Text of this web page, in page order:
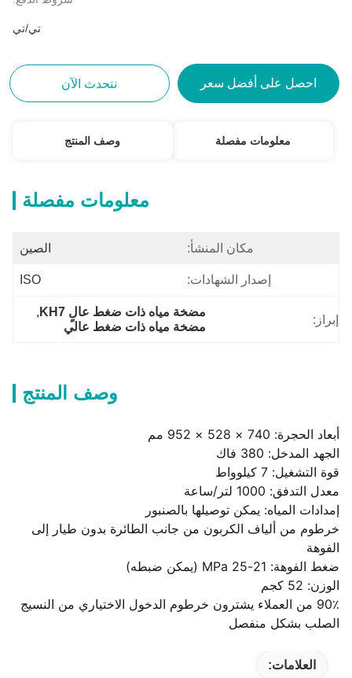
تي/تي
احصل على أفضل سعر نتحدث الآن
معلومات مفصلة وصف المنتج
معلومات مفصلة
مكان المنشأ: الصين
إصدار الشهادات: ISO
إبراز:
مضخة مياه ذات ضغط عالٍ KH7
,
مضخة مياه ذات ضغط عالي
وصف المنتج
أبعاد الحجرة: 740 × 528 × 952 مم
الجهد المدخل: 380 فاك
قوة التشغيل: 7 كيلوواط
معدل التدفق: 1000 لتر/ساعة
إمدادات المياه: يمكن توصيلها بالصنبور
خرطوم من ألياف الكربون من جانب الطائرة بدون طيار إلى
الفوهة
ضغط الفوهة: 21-25 MPa (يمكن ضبطه)
الوزن: 52 كجم
90٪ من العملاء يشترون خرطوم الدخول الاختياري من النسيج
الصلب بشكل منفصل
العلامات: